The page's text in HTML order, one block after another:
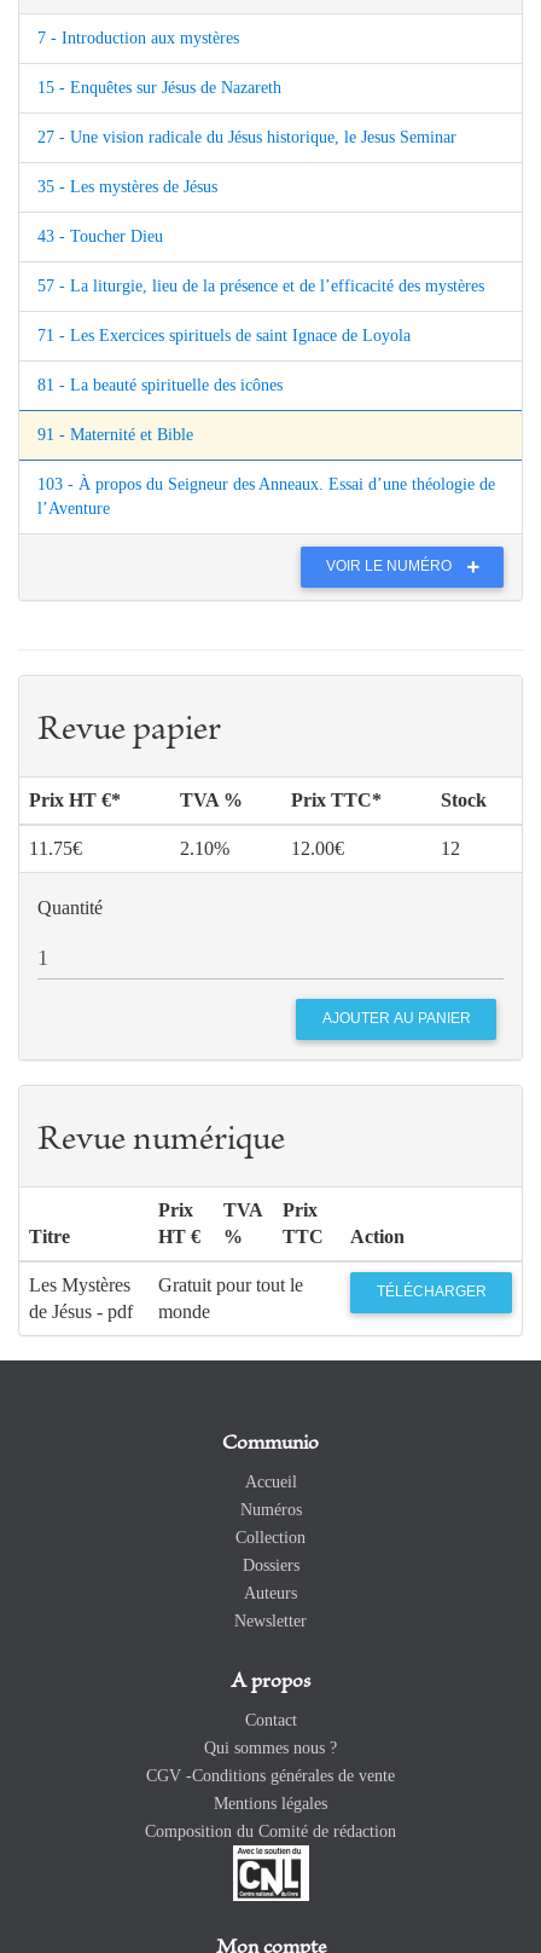
7 - Introduction aux mystères
15 - Enquêtes sur Jésus de Nazareth
27 - Une vision radicale du Jésus historique, le Jesus Seminar
35 - Les mystères de Jésus
43 - Toucher Dieu
57 - La liturgie, lieu de la présence et de l’efficacité des mystères
71 - Les Exercices spirituels de saint Ignace de Loyola
81 - La beauté spirituelle des icônes
91 - Maternité et Bible
103 - À propos du Seigneur des Anneaux. Essai d’une théologie de
l’Aventure
VOIR LE NUMÉRO
Revue papier
Prix HT €* TVA % Prix TTC* Stock
11.75€ 2.10% 12.00€ 12
Quantité
Revue numérique
Titre
Prix
HT €
TVA
%
Prix
TTC
Action
Les Mystères
de Jésus - pdf
Gratuit pour tout le
monde
TÉLÉCHARGER
Communio
Accueil
Numéros
Collection
Dossiers
Auteurs
Newsletter
A propos
Contact
Qui sommes nous ?
CGV -Conditions générales de vente
Mentions légales
Composition du Comité de rédaction
Mon compte